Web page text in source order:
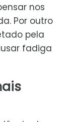
nos
Por outro
pela
fadiga